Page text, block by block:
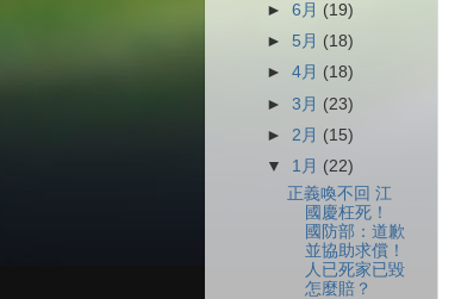
►6月 (19)
►5月 (18)
►4月 (18)
►3月 (23)
► 2月 (15)
▼ 1月 (22)
正義喚不回 江
國慶枉死！
國防部：道歉
並協助求償！
人已死家已毀
怎麼賠？